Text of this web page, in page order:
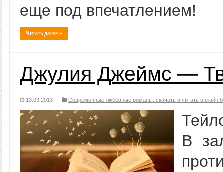
еще под впечатлением!
Читать далее »
Джулия Джеймс —
13.03.2013 Современные любовные романы, скачать и читать онлайн
В